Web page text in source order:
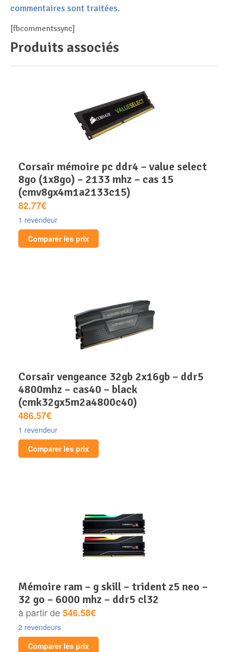
commentaires sont traitées.
[fbcommentssync]
Produits associés
corsair mémoire pc ddr4 – value select
8go (1x8go) – 2133 mhz – cas 15
(cmv8gx4m1a2133c15)
82.77€
1 revendeur
Comparer les prix
corsair vengeance 32gb 2x16gb – ddr5
4800mhz – cas40 – black
(cmk32gx5m2a4800c40)
486.57€
1 revendeur
Comparer les prix
mémoire ram – g skill – trident z5 neo –
32 go – 6000 mhz – ddr5 cl32
à partir de546.58€
2 revendeurs
Comparer les prix